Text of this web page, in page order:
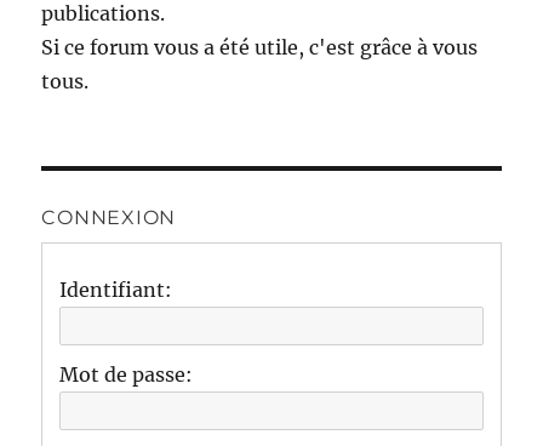
publications.
Si ce forum vous a été utile, c'est grâce à vous
tous.
CONNEXION
Identifiant:
Mot de passe: